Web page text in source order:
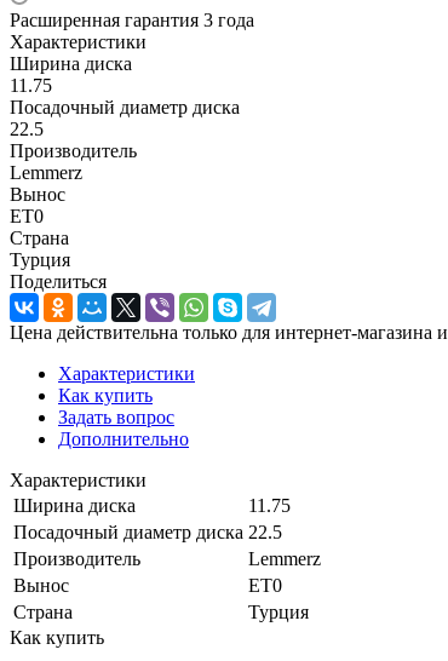
Расширенная гарантия 3 года
Характеристики
Ширина диска
11.75
Посадочный диаметр диска
22.5
Производитель
Lemmerz
Вынос
ET0
Страна
Турция
Поделиться
Цена действительна только для интернет-
Характеристики
Как купить
Задать вопрос
Дополнительно
Характеристики
Ширина диска
11.75
Посадочный диаметр диска 22.5
Производитель
Lemmerz
Вынос
ET0
Страна
Турция
Как купить